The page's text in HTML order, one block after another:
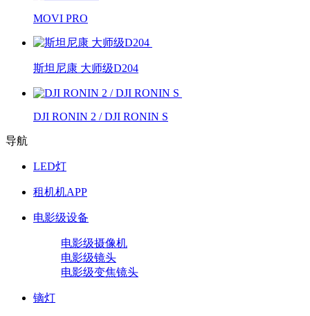
MOVI PRO
斯坦尼康 大师级D204
DJI RONIN 2 / DJI RONIN S
导航
LED灯
租机机APP
电影级设备
电影级摄像机
电影级镜头
电影级变焦镜头
镝灯